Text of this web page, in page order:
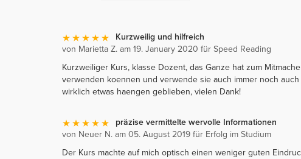
Kurzweilig und hilfreich
von Marietta Z. am 19. January 2020 für Speed Reading
Kurzweiliger Kurs, klasse Dozent, das Ganze hat zum
verwenden koennen und verwende sie auch immer noch
wirklich etwas haengen geblieben, vielen Dank!
präzise vermittelte wervolle Informationen
von Neuer N. am 05. August 2019 für Erfolg im Studium
Der Kurs machte auf mich optisch einen weniger guten